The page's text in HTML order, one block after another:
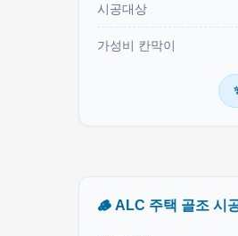
시공대상
가성비 칸막이
🪵 ALC 주택 골조 시